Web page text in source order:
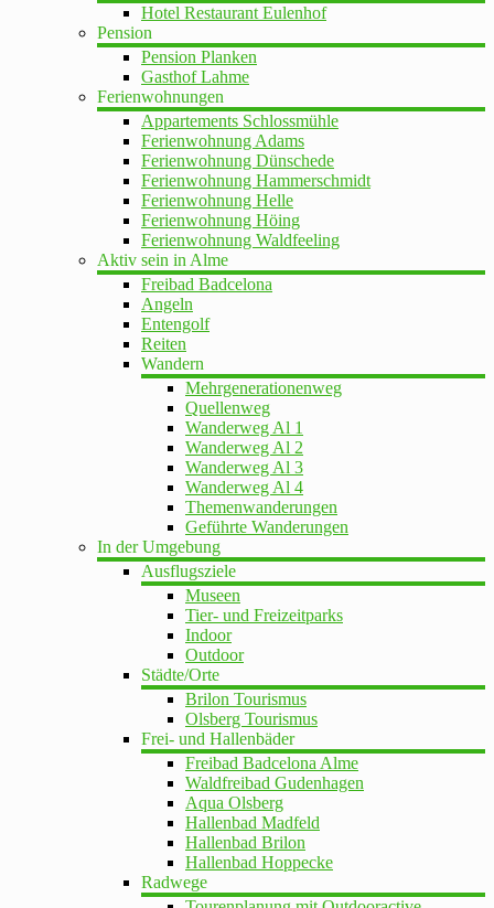
Hotel Restaurant Eulenhof
Pension
Pension Planken
Gasthof Lahme
Ferienwohnungen
Appartements Schlossmühle
Ferienwohnung Adams
Ferienwohnung Dünschede
Ferienwohnung Hammerschmidt
Ferienwohnung Helle
Ferienwohnung Höing
Ferienwohnung Waldfeeling
Aktiv sein in Alme
Freibad Badcelona
Angeln
Entengolf
Reiten
Wandern
Mehrgenerationenweg
Quellenweg
Wanderweg Al 1
Wanderweg Al 2
Wanderweg Al 3
Wanderweg Al 4
Themenwanderungen
Geführte Wanderungen
In der Umgebung
Ausflugsziele
Museen
Tier- und Freizeitparks
Indoor
Outdoor
Städte/Orte
Brilon Tourismus
Olsberg Tourismus
Frei- und Hallenbäder
Freibad Badcelona Alme
Waldfreibad Gudenhagen
Aqua Olsberg
Hallenbad Madfeld
Hallenbad Brilon
Hallenbad Hoppecke
Radwege